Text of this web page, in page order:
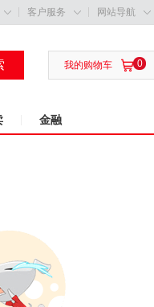
 客户服务  网站导航 
 0
我的购物车
金融